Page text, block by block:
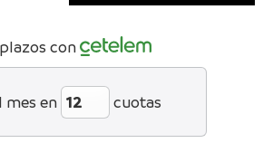
con
mes en cuotas